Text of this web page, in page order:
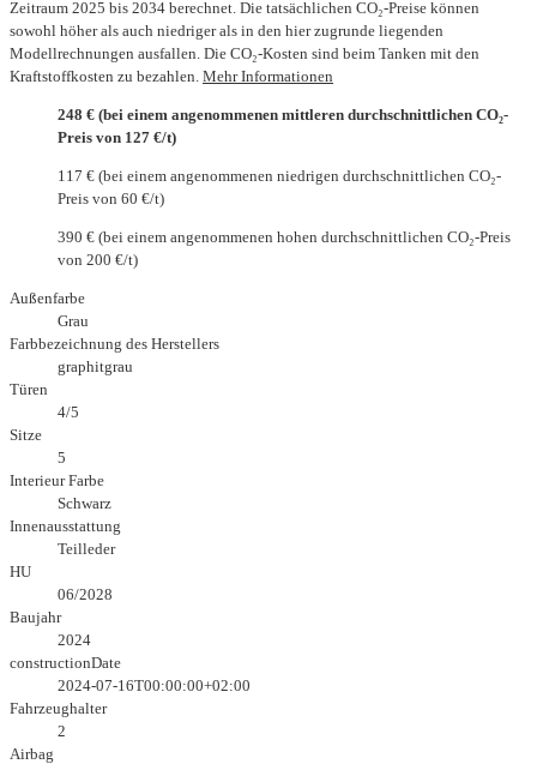
Zeitraum 2025 bis 2034 berechnet. Die tatsächlichen CO₂-Preise können
sowohl höher als auch niedriger als in den hier zugrunde liegenden
Modellrechnungen ausfallen. Die CO₂-Kosten sind beim Tanken mit den
Kraftstoffkosten zu bezahlen. Mehr Informationen
248 € (bei einem angenommenen mittleren durchschnittlichen CO₂-
Preis von 127 €/t)
117 € (bei einem angenommenen niedrigen durchschnittlichen CO₂-
Preis von 60 €/t)
390 € (bei einem angenommenen hohen durchschnittlichen CO₂-Preis
von 200 €/t)
Außenfarbe
Grau
Farbbezeichnung des Herstellers
graphitgrau
Türen
4/5
Sitze
5
Interieur Farbe
Schwarz
Innenausstattung
Teilleder
HU
06/2028
Baujahr
2024
constructionDate
2024-07-16T00:00:00+02:00
Fahrzeughalter
2
Airbag